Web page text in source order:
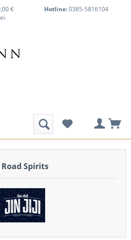
€
Hotline:0385-5816104
Spirits